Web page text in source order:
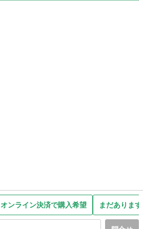
オンライン決済で購入希望 まだありま